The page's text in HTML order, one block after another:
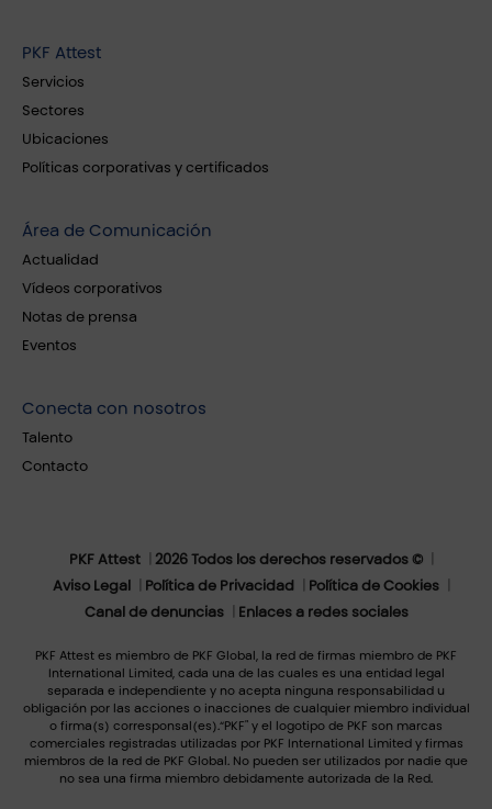
PKF Attest
Servicios
Sectores
Ubicaciones
Políticas corporativas y certificados
Área de Comunicación
Actualidad
Vídeos corporativos
Notas de prensa
Eventos
Conecta con nosotros
Talento
Contacto
PKF Attest
2026 Todos los derechos reservados ©
Aviso Legal
Política de Privacidad
Política de Cookies
Canal de denuncias
Enlaces a redes sociales
PKF Attest es miembro de PKF Global, la red de firmas miembro de PKF
International Limited, cada una de las cuales es una entidad legal
separada e independiente y no acepta ninguna responsabilidad u
obligación por las acciones o inacciones de cualquier miembro individual
o firma(s) corresponsal(es).“PKF" y el logotipo de PKF son marcas
comerciales registradas utilizadas por PKF International Limited y firmas
miembros de la red de PKF Global. No pueden ser utilizados por nadie que
no sea una firma miembro debidamente autorizada de la Red.